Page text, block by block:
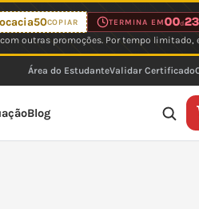
COPIAR TERMINA EM00d23
outras promoções. Por tempo limitado,
Área do EstudanteValidar Certificado
Blog